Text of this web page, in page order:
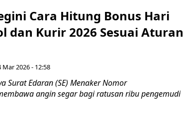
Cara Hitung Bonus Hari
dan Kurir 2026 Sesuai Aturan
Mar 2026 - 12:58
Surat Edaran (SE) Menaker Nomor
angin segar bagi ratusan ribu pengemudi